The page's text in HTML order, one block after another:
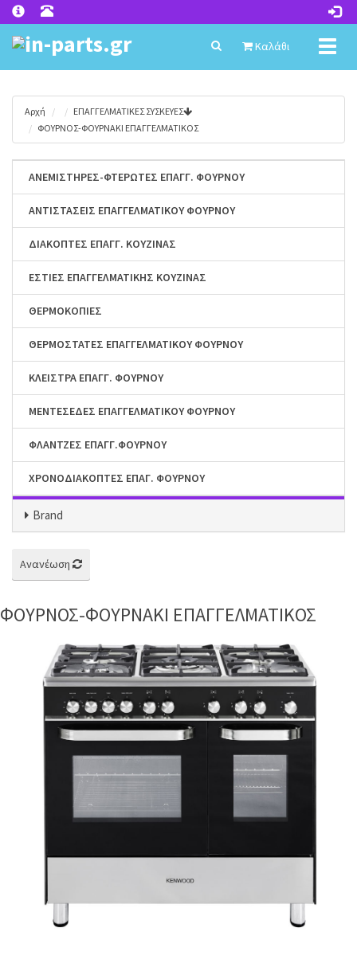
Καλάθι
Αρχή
ΕΠΑΓΓΕΛΜΑΤΙΚΕΣ ΣΥΣΚΕΥΕΣ
ΦΟΥΡΝΟΣ-ΦΟΥΡΝΑΚΙ ΕΠΑΓΓΕΛΜΑΤΙΚΟΣ
ΑΝΕΜΙΣΤΗΡΕΣ-ΦΤΕΡΩΤΕΣ ΕΠΑΓΓ. ΦΟΥΡΝΟΥ
ΑΝΤΙΣΤΑΣΕΙΣ ΕΠΑΓΓΕΛΜΑΤΙΚΟΥ ΦΟΥΡΝΟΥ
ΔΙΑΚΟΠΤΕΣ ΕΠΑΓΓ. ΚΟΥΖΙΝΑΣ
ΕΣΤΙΕΣ ΕΠΑΓΓΕΛΜΑΤΙΚΗΣ ΚΟΥΖΙΝΑΣ
ΘΕΡΜΟΚΟΠΙΕΣ
ΘΕΡΜΟΣΤΑΤΕΣ ΕΠΑΓΓΕΛΜΑΤΙΚΟΥ ΦΟΥΡΝΟΥ
ΚΛΕΙΣΤΡΑ ΕΠΑΓΓ. ΦΟΥΡΝΟΥ
ΜΕΝΤΕΣΕΔΕΣ ΕΠΑΓΓΕΛΜΑΤΙΚΟΥ ΦΟΥΡΝΟΥ
ΦΛΑΝΤΖΕΣ ΕΠΑΓΓ.ΦΟΥΡΝΟΥ
ΧΡΟΝΟΔΙΑΚΟΠΤΕΣ ΕΠΑΓ. ΦΟΥΡΝΟΥ
Brand
Ανανέωση
ΦΟΥΡΝΟΣ-ΦΟΥΡΝΑΚΙ ΕΠΑΓΓΕΛΜΑΤΙΚΟΣ